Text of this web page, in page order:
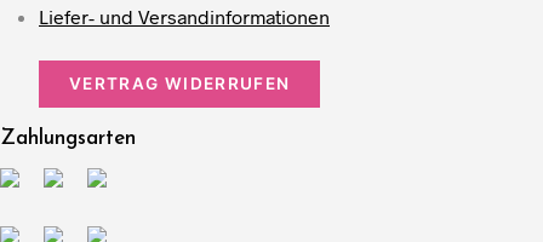
Liefer- und Versandinformationen
VERTRAG WIDERRUFEN
Zahlungsarten